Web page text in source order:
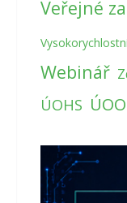
Veřejné
Webinář
ÚOHS